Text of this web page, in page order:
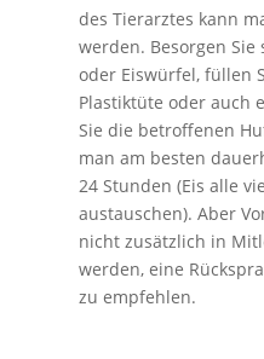
des Tierarztes kann
werden. Besorgen Sie
oder Eiswürfel, füllen
Plastiktüte oder auch
Sie die betroffenen
man am besten
24 Stunden (Eis alle
austauschen). Aber
nicht zusätzlich in
werden, eine
zu empfehlen.